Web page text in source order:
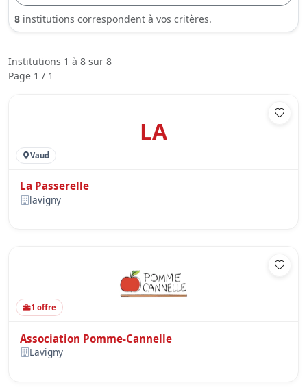
8 institutions correspondent à vos critères.
Institutions 1 à 8 sur 8
Page 1 / 1
LA
Vaud
La Passerelle
lavigny
1 offre
Association Pomme-Cannelle
Lavigny